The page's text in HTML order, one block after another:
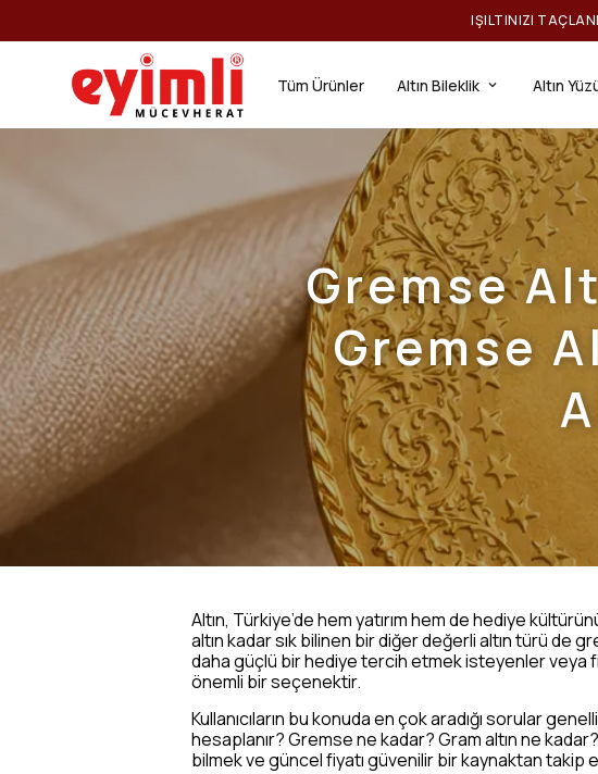
IŞILTINIZI
Tüm Ürünler Altın Bileklik Altın
Gremse
Gremse
Altın, Türkiye’de hem yatırım hem de hediye
altın kadar sık bilinen bir diğer değerli altın türü de
daha güçlü bir hediye tercih etmek isteyenler veya
önemli bir seçenektir.
Kullanıcıların bu konuda en çok aradığı sorular
hesaplanır? Gremse ne kadar? Gram altın ne
bilmek ve güncel fiyatı güvenilir bir kaynaktan takip